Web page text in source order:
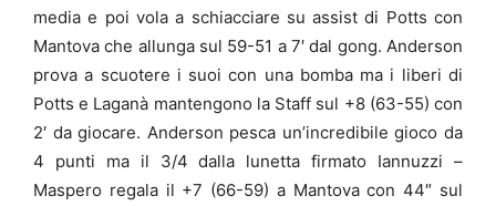
media e poi vola a schiacciare su assist di Potts con
Mantova che allunga sul 59-51 a 7′ dal gong. Anderson
prova a scuotere i suoi con una bomba ma i liberi di
Potts e Laganà mantengono la Staff sul +8 (63-55) con
2′ da giocare. Anderson pesca un’incredibile gioco da
4 punti ma il 3/4 dalla lunetta firmato Iannuzzi –
Maspero regala il +7 (66-59) a Mantova con 44″ sul